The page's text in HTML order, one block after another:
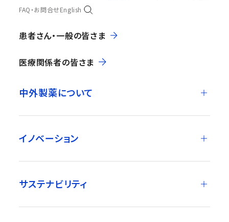
FAQ・お問合せEnglish
患者さん・一般の皆さま
医療関係者の皆さま
中外製薬について
イノベーション
サステナビリティ